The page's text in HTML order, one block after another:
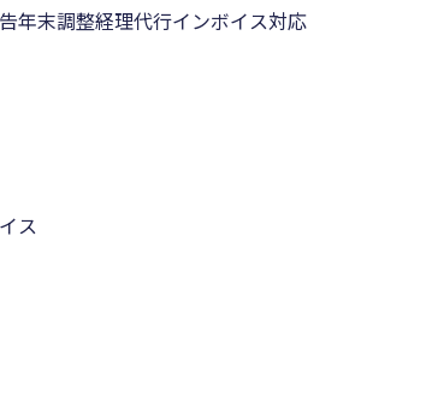
年末調整経理代行インボイス対応
ス